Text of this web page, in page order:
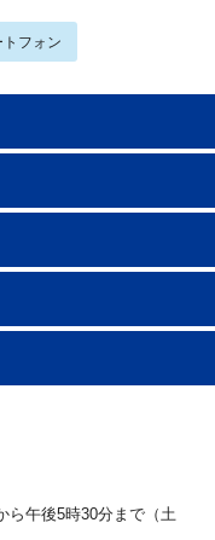
トフォン
午後5時30分まで（土